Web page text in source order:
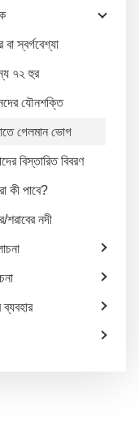
স্বর্গবেশ্যা
৭২ হুর
যৌনশক্তি
গেলমান ভোগ
বিস্তারিত বিবরণ
কী পাবে?
শরাবের নদী
ব্যবহার